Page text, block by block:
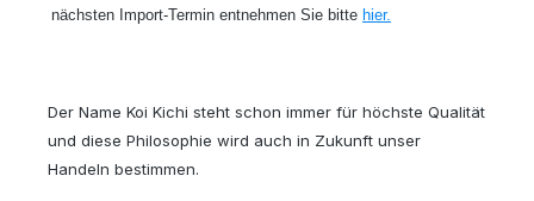
nächsten Import-Termin entnehmen Sie bitte hier.
Der Name Koi Kichi steht schon immer für höchste Qualität
und diese Philosophie wird auch in Zukunft unser
Handeln bestimmen.